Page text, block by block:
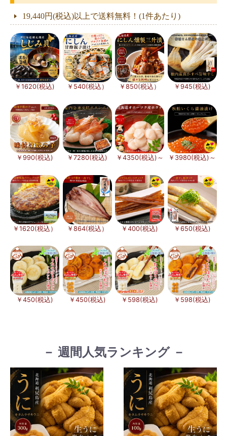
19,440円(税込)以上で送料無料！(1件あたり)
￥1620(税込) ￥540(税込） ￥850(税込） ￥945(税込)
￥990(税込) ￥7280(税込) ￥4350(税込)～ ￥3980(税込)～
￥1620(税込） ￥864(税込） ￥400(税込) ￥650(税込)
￥450(税込) ￥450(税込) ￥598(税込) ￥598(税込)
－ 週間人気ランキング －